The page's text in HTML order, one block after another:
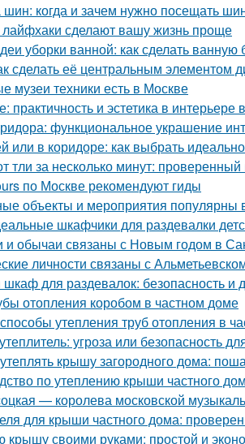
когда и зачем нужно посещать
сделают вашу жизнь проще
уборки ванной: как сделать ванную
сделать её центральным элементом
музеи техники есть в Москве
практичность и эстетика в интерьере
функциональное украшение
или в коридоре: как выбрать
тли за несколько минут:
по Москве рекомендуют гиды
объекты и мероприятия популярны
шкафчики для раздевалки
и обычаи связаны с Новым годом в
личности связаны с
шкаф для раздевалок: безопасность
отопления коробом в частном доме
утепления труб отопления в
угроза или безопасность
крышу загородного дома:
по утеплению крыши частного
— королева московской
для крыши частного дома:
крышу своими руками: простой и